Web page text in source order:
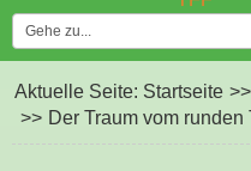
Aktuelle Seite: Startseite >>
>> Der Traum vom runden